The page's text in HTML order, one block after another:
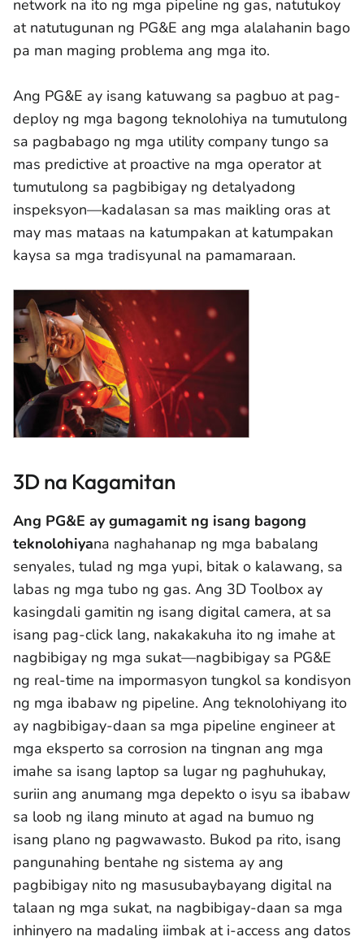
network na ito ng mga pipeline ng gas, natutukoy
at natutugunan ng PG&E ang mga alalahanin bago
pa man maging problema ang mga ito.
Ang PG&E ay isang katuwang sa pagbuo at pag-
deploy ng mga bagong teknolohiya na tumutulong
sa pagbabago ng mga utility company tungo sa
mas predictive at proactive na mga operator at
tumutulong sa pagbibigay ng detalyadong
inspeksyon—kadalasan sa mas maikling oras at
may mas mataas na katumpakan at katumpakan
kaysa sa mga tradisyunal na pamamaraan.
3D na Kagamitan
Ang PG&E ay gumagamit ng isang bagong
teknolohiyana naghahanap ng mga babalang
senyales, tulad ng mga yupi, bitak o kalawang, sa
labas ng mga tubo ng gas. Ang 3D Toolbox ay
kasingdali gamitin ng isang digital camera, at sa
isang pag-click lang, nakakakuha ito ng imahe at
nagbibigay ng mga sukat—nagbibigay sa PG&E
ng real-time na impormasyon tungkol sa kondisyon
ng mga ibabaw ng pipeline. Ang teknolohiyang ito
ay nagbibigay-daan sa mga pipeline engineer at
mga eksperto sa corrosion na tingnan ang mga
imahe sa isang laptop sa lugar ng paghuhukay,
suriin ang anumang mga depekto o isyu sa ibabaw
sa loob ng ilang minuto at agad na bumuo ng
isang plano ng pagwawasto. Bukod pa rito, isang
pangunahing bentahe ng sistema ay ang
pagbibigay nito ng masusubaybayang digital na
talaan ng mga sukat, na nagbibigay-daan sa mga
inhinyero na madaling iimbak at i-access ang datos